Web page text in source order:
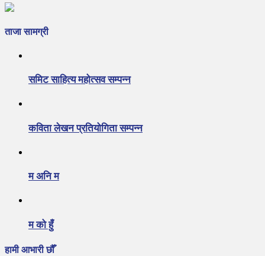
ताजा सामग्री
समिट साहित्य महोत्सव सम्पन्न
कविता लेखन प्रतियोगिता सम्पन्न
म अनि म
म को हुँ
हामी आभारी छौँ